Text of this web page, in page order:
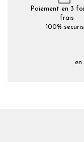
Paiement en 3
frais
100%
en